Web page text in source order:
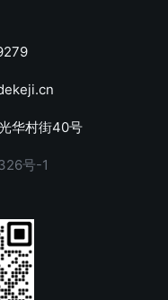
华村街40号
号-1